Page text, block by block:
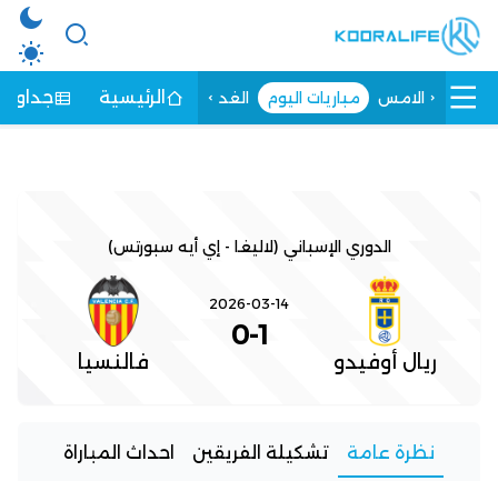
الامس مباريات اليوم الغد الرئيسية جداول
الدوري الإسباني (لاليغا - إي أيه سبورتس)
ريال أوفيدو
2026-03-14
1
-
0
فالنسيا
نظرة عامة تشكيلة الفريقين احداث المباراة